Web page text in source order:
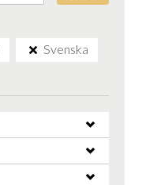
Svenska